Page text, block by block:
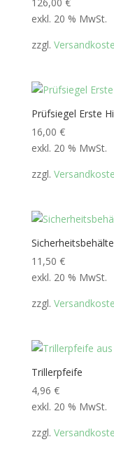
exkl. 20 % MwSt.
zzgl.
Prüfsiegel Erste
16,00 €
exkl. 20 % MwSt.
zzgl.
11,50 €
exkl. 20 % MwSt.
zzgl.
Trillerpfeife
4,96 €
exkl. 20 % MwSt.
zzgl.